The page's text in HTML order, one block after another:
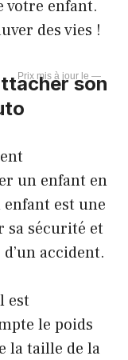
votre enfant.
des vies !
—
son
un enfant en
enfant est une
sa sécurité et
accident.
est
le poids
la taille de la